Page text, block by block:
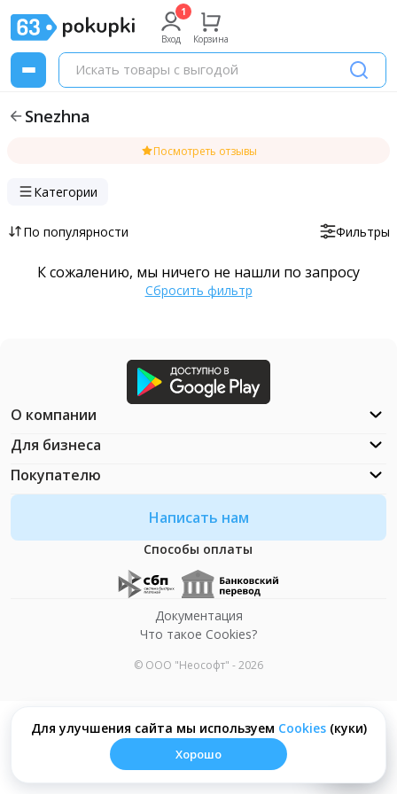
Вход Корзина
Для улучшения сайта мы используем Сookies(куки)
Хорошо
Snezhna
Посмотреть отзывы
Категории
По популярности Фильтры
К сожалению, мы ничего не нашли по запросу
Сбросить фильтр
Написать нам
Способы оплаты
О компании
Для бизнеса
Покупателю
© ООО "Неософт" - 2026
Документация
Что такое Cookies?